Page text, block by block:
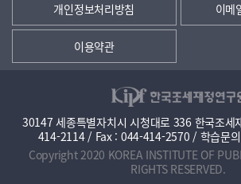
개인정보처리방침 이메
이용약관
30147 세종특별자치시 시청대로 336 한국조세
414-2114 / Fax : 044-414-2570 / 학습문
Copyright 2020 KOREA INSTITUTE OF
RIGHTS RESERVED.